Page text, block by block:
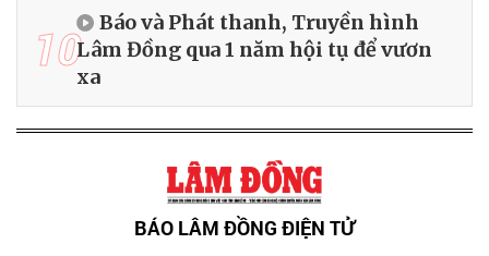
10
Báo và Phát thanh, Truyền hình
Lâm Đồng qua 1 năm hội tụ để vươn
xa
BÁO LÂM ĐỒNG ĐIỆN TỬ